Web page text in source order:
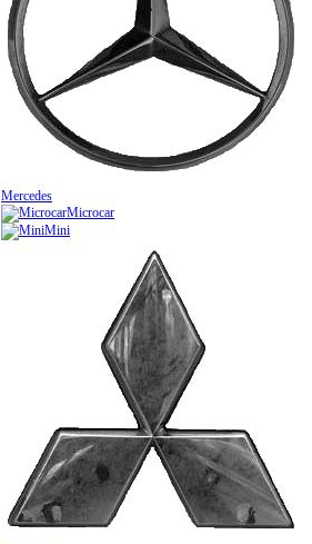
Mercedes
Microcar
Mini